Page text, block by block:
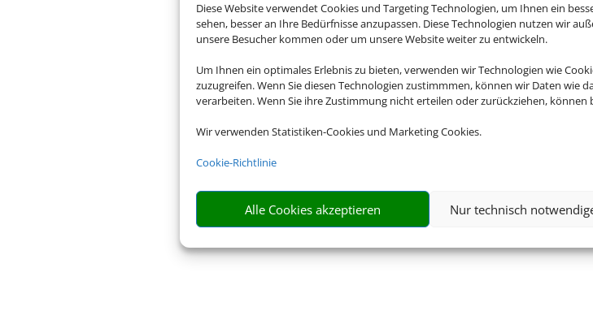
Diese Website verwendet Cookies und Targeting Technologien, um Ihnen ein
sehen, besser an Ihre Bedürfnisse anzupassen. Diese Technologien nutzen wir
unsere Besucher kommen oder um unsere Website weiter zu entwickeln.
Um Ihnen ein optimales Erlebnis zu bieten, verwenden wir Technologien wie
zuzugreifen. Wenn Sie diesen Technologien zustimmmen, können wir Daten wie
verarbeiten. Wenn Sie ihre Zustimmung nicht erteilen oder zurückziehen,
Wir verwenden Statistiken-Cookies und Marketing Cookies.
Cookie-Richtlinie
Alle Cookies akzeptieren Nur technisch